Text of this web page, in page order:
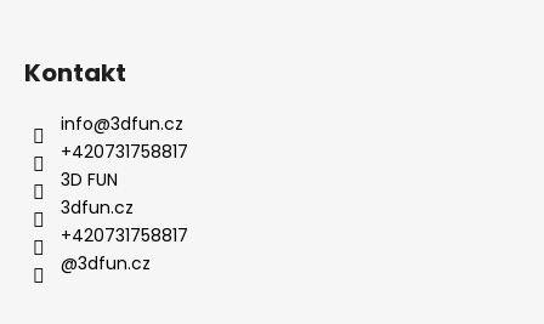
Kontakt
info@3dfun.cz
+420731758817
3D FUN
3dfun.cz
+420731758817
@3dfun.cz